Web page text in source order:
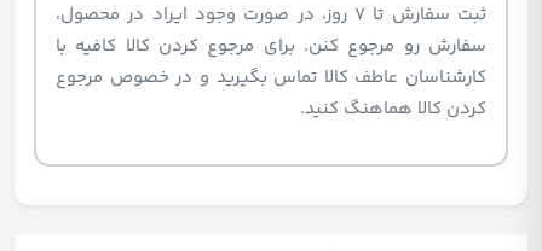
ثبت سفارش تا 7 روز، در صورت وجود ایراد در محصول،
سفارش رو مرجوع کنن. برای مرجوع کردن کالا کافیه با
کارشناسان عاطف کالا تماس بگیرید و در خصوص مرجوع
کردن کالا هماهنگ کنید.